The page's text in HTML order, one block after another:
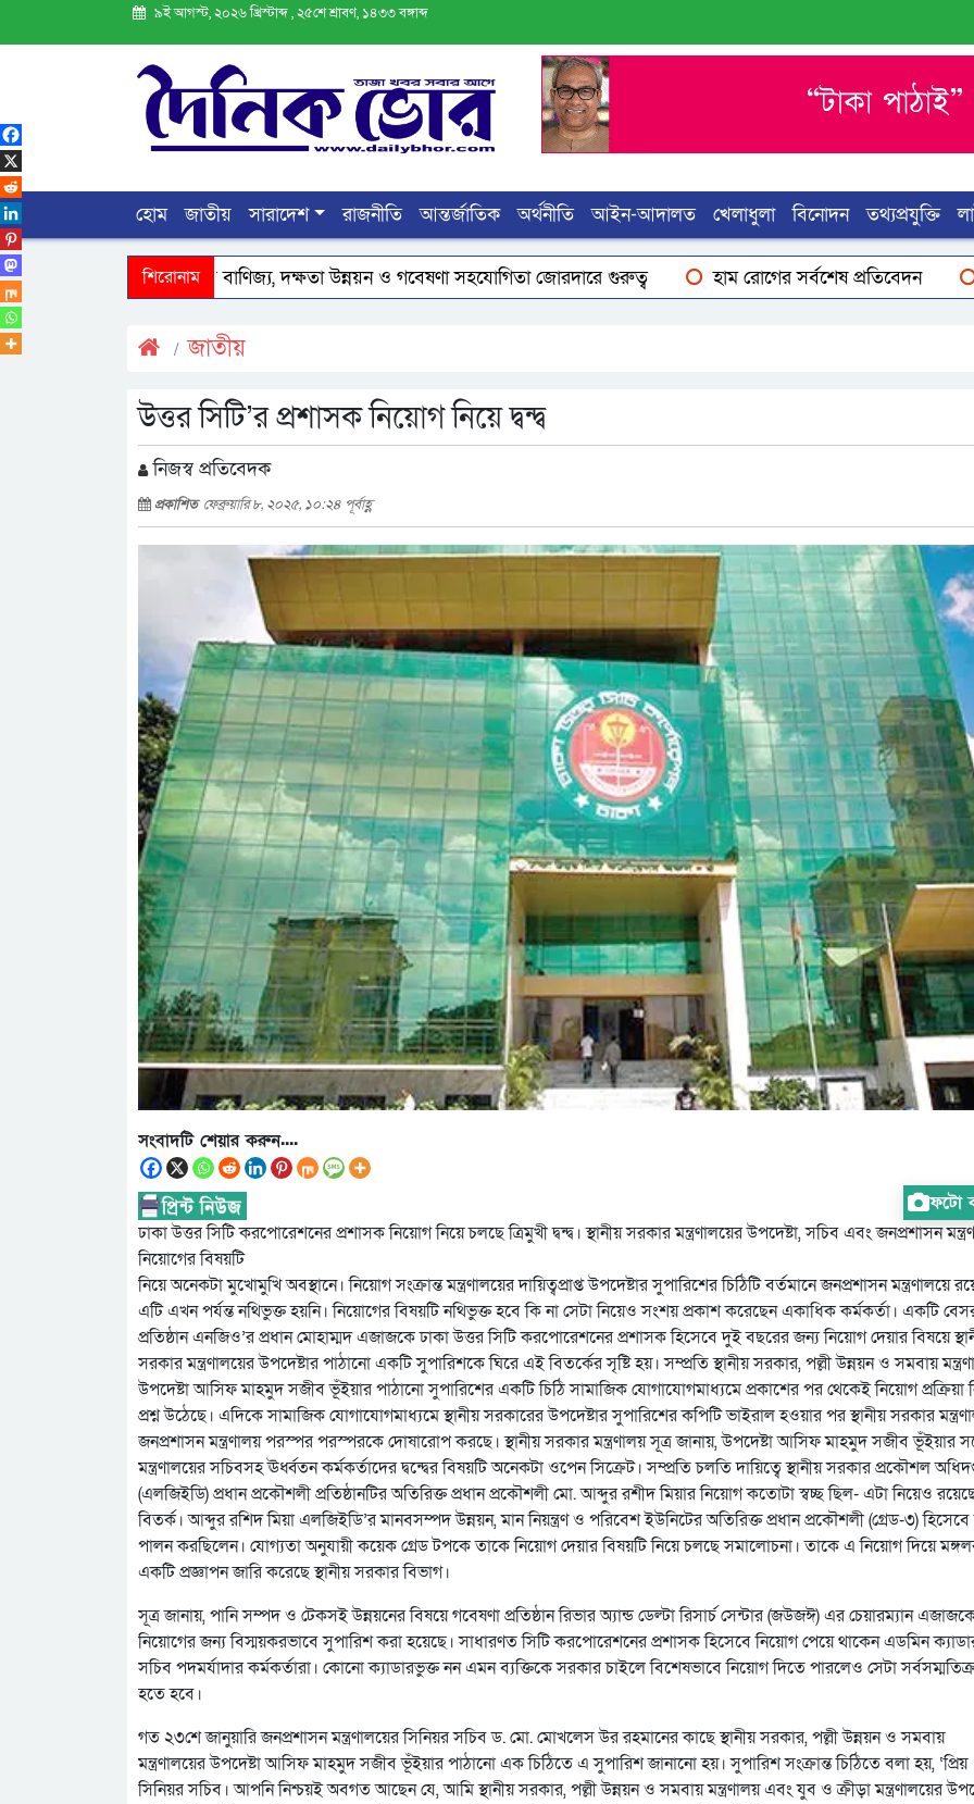
৯ই আগস্ট, ২০২৬ খ্রিস্টাব্দ , ২৫শে শ্রাবণ, ১৪৩৩ বঙ্গাব্দ
হোম জাতীয় সারাদেশ রাজনীতি আন্তর্জাতিক অর্থনীতি আইন-আদালত খেলাধুলা বিনোদন তথ্যপ্রযুক্তি
শিরোনাম
অস্ট্রেলিয়ার সাথে বাণিজ্য, দক্ষতা উন্নয়ন ও গবেষণা সহযোগিতা জোরদারে গুরুত্ব হাম রোগের সর্বশেষ প্রতিবেদন বিএনপির
জাতীয়
উত্তর সিটি’র প্রশাসক নিয়োগ নিয়ে দ্বন্দ্ব
নিজস্ব প্রতিবেদক
প্রকাশিত ফেব্রুয়ারি ৮, ২০২৫, ১০:২৪ পূর্বাহ্ণ
ফটো
সংবাদটি শেয়ার করুন....
ঢাকা উত্তর সিটি করপোরেশনের প্রশাসক নিয়োগ নিয়ে চলছে ত্রিমুখী দ্বন্দ্ব। স্থানীয় সরকার মন্ত্রণালয়ের উপদেষ্টা, সচিব এবং জনপ্রশাসন
নিয়োগের বিষয়টি
নিয়ে অনেকটা মুখোমুখি অবস্থানে। নিয়োগ সংক্রান্ত মন্ত্রণালয়ের দায়িত্বপ্রাপ্ত উপদেষ্টার সুপারিশের চিঠিটি বর্তমানে জনপ্রশাসন মন্ত্রণালয়ে
এটি এখন পর্যন্ত নথিভুক্ত হয়নি। নিয়োগের বিষয়টি নথিভুক্ত হবে কি না সেটা নিয়েও সংশয় প্রকাশ করেছেন একাধিক কর্মকর্তা। একটি
প্রতিষ্ঠান এনজিও’র প্রধান মোহাম্মদ এজাজকে ঢাকা উত্তর সিটি করপোরেশনের প্রশাসক হিসেবে দুই বছরের জন্য নিয়োগ দেয়ার বিষয়ে
সরকার মন্ত্রণালয়ের উপদেষ্টার পাঠানো একটি সুপারিশকে ঘিরে এই বিতর্কের সৃষ্টি হয়। সম্প্রতি স্থানীয় সরকার, পল্লী উন্নয়ন ও সমবায়
উপদেষ্টা আসিফ মাহমুদ সজীব ভূঁইয়ার পাঠানো সুপারিশের একটি চিঠি সামাজিক যোগাযোগমাধ্যমে প্রকাশের পর থেকেই নিয়োগ প্রক্রিয়া
প্রশ্ন উঠেছে। এদিকে সামাজিক যোগাযোগমাধ্যমে স্থানীয় সরকারের উপদেষ্টার সুপারিশের কপিটি ভাইরাল হওয়ার পর স্থানীয় সরকার
জনপ্রশাসন মন্ত্রণালয় পরস্পর পরস্পরকে দোষারোপ করছে। স্থানীয় সরকার মন্ত্রণালয় সূত্র জানায়, উপদেষ্টা আসিফ মাহমুদ সজীব ভূঁইয়ার
মন্ত্রণালয়ের সচিবসহ ঊর্ধ্বতন কর্মকর্তাদের দ্বন্দ্বের বিষয়টি অনেকটা ওপেন সিক্রেট। সম্প্রতি চলতি দায়িত্বে স্থানীয় সরকার প্রকৌশল
(এলজিইডি) প্রধান প্রকৌশলী প্রতিষ্ঠানটির অতিরিক্ত প্রধান প্রকৌশলী মো. আব্দুর রশীদ মিয়ার নিয়োগ কতোটা স্বচ্ছ ছিল- এটা নিয়েও
বিতর্ক। আব্দুর রশিদ মিয়া এলজিইডি’র মানবসম্পদ উন্নয়ন, মান নিয়ন্ত্রণ ও পরিবেশ ইউনিটের অতিরিক্ত প্রধান প্রকৌশলী (গ্রেড-৩) হিসেবে
পালন করছিলেন। যোগ্যতা অনুযায়ী কয়েক গ্রেড টপকে তাকে নিয়োগ দেয়ার বিষয়টি নিয়ে চলছে সমালোচনা। তাকে এ নিয়োগ দিয়ে
একটি প্রজ্ঞাপন জারি করেছে স্থানীয় সরকার বিভাগ।
সূত্র জানায়, পানি সম্পদ ও টেকসই উন্নয়নের বিষয়ে গবেষণা প্রতিষ্ঠান রিভার অ্যান্ড ডেল্টা রিসার্চ সেন্টার (জউজঈ) এর চেয়ারম্যান
নিয়োগের জন্য বিস্ময়করভাবে সুপারিশ করা হয়েছে। সাধারণত সিটি করপোরেশনের প্রশাসক হিসেবে নিয়োগ পেয়ে থাকেন এডমিন
সচিব পদমর্যাদার কর্মকর্তারা। কোনো ক্যাডারভুক্ত নন এমন ব্যক্তিকে সরকার চাইলে বিশেষভাবে নিয়োগ দিতে পারলেও সেটা
হতে হবে।
গত ২৩শে জানুয়ারি জনপ্রশাসন মন্ত্রণালয়ের সিনিয়র সচিব ড. মো. মোখলেস উর রহমানের কাছে স্থানীয় সরকার, পল্লী উন্নয়ন ও সমবায়
মন্ত্রণালয়ের উপদেষ্টা আসিফ মাহমুদ সজীব ভূঁইয়ার পাঠানো এক চিঠিতে এ সুপারিশ জানানো হয়। সুপারিশ সংক্রান্ত চিঠিতে বলা হয়, ‘প্রিয়
সিনিয়র সচিব। আপনি নিশ্চয়ই অবগত আছেন যে, আমি স্থানীয় সরকার, পল্লী উন্নয়ন ও সমবায় মন্ত্রণালয় এবং যুব ও ক্রীড়া মন্ত্রণালয়ের